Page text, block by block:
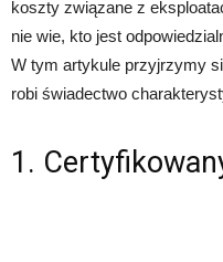
koszty związane z
nie wie, kto jest
W tym artykule przyjrzymy
robi świadectwo
1.